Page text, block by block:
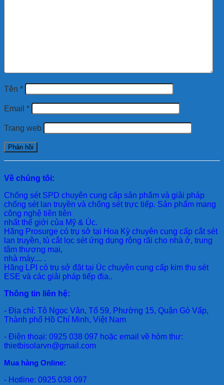
Tên *
Email *
Trang web
Về chúng tôi:
Chống sét SPD chuyên cung cấp sản phẩm và giải pháp
chống sét lan truyền và chống sét trực tiếp. Sản phẩm mang
công nghệ tiên tiên
nhất thế giới của Mỹ & Úc.
Hãng Prosurge có trụ sở tại Hoa Kỳ chuyên cung cấp cắt sét
lan truyền, tủ cắt lọc sét ứng dụng rộng rãi cho nhà ở, trung
tâm thương mại,
nhà máy.... .
Hãng LPI có trụ sở đặt tại Úc chuyên cung cấp kim thu sét
ESE và các giải pháp tiếp địa..
Thông tin liên hệ:
- Địa chỉ: Tô Ngọc Vân, Tổ 59, Phường 15, Quận Gò Vấp,
Thành phố Hồ Chí Minh, Việt Nam
- Điện thoại: 0925 038 097 hoặc email về hòm thư:
thietbisolarvn@gmail.com
Mua hàng Online:
- Hotline: 0925 038 097